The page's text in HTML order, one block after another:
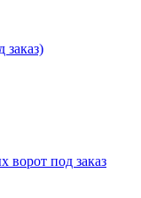
заказ)
ворот под заказ